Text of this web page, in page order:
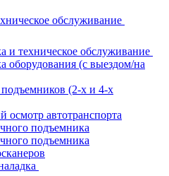
обслуживание
и техническое обслуживание
оборудования (с выездом/на
(2-х и 4-х
осмотр автотранспорта
подъемника
подъемника